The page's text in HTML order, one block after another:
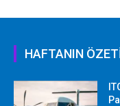
HAFTANIN